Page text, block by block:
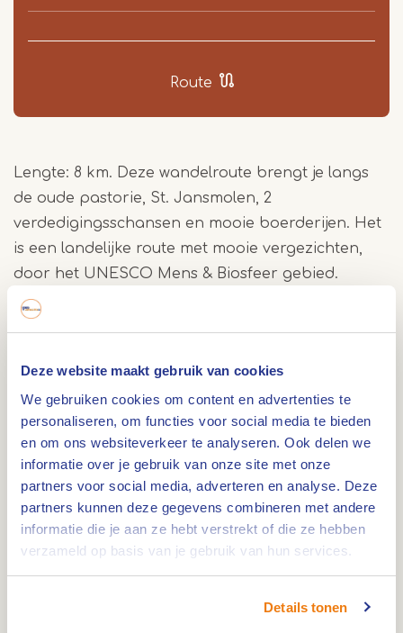
Deze website maakt gebruik van cookies
We gebruiken cookies om content en advertenties te
personaliseren, om functies voor social media te bieden
en om ons websiteverkeer te analyseren. Ook delen we
informatie over je gebruik van onze site met onze
partners voor social media, adverteren en analyse. Deze
partners kunnen deze gegevens combineren met andere
informatie die je aan ze hebt verstrekt of die ze hebben
verzameld op basis van je gebruik van hun services.
Details tonen
Route
Lengte: 8 km. Deze wandelroute brengt je langs
de oude pastorie, St. Jansmolen, 2
verdedigingsschansen en mooie boerderijen. Het
is een landelijke route met mooie vergezichten,
door het UNESCO Mens & Biosfeer gebied.
Wandel door het UNESCO Mens & Biosfeergebied
weilanden, bomen en diverse vogelsoorten.
Bewonder de oude pastorie en de St. Jansmolen,
getuigen van een lang vervlogen tijdperk. Ontdek
de sporen van het verleden bij de twee
verdedigingsschansen en geniet van de rust en
ruimte van het landschap.